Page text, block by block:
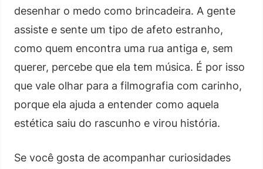
desenhar o medo como brincadeira. A gente
assiste e sente um tipo de afeto estranho,
como quem encontra uma rua antiga e, sem
querer, percebe que ela tem música. É por isso
que vale olhar para a filmografia com carinho,
porque ela ajuda a entender como aquela
estética saiu do rascunho e virou história.
Se você gosta de acompanhar curiosidades